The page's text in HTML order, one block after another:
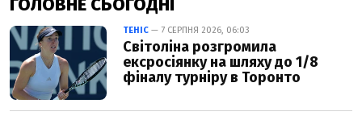
ГОЛОВНЕ СЬОГОДНІ
ТЕНІС — 7 СЕРПНЯ 2026, 06:03
Світоліна розгромила
ексросіянку на шляху до 1/8
фіналу турніру в Торонто